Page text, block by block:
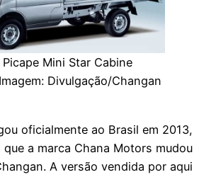
Mini Star Cabine
Divulgação/Changan
oficialmente ao Brasil em 2013,
a marca Chana Motors mudou
A versão vendida por aqui